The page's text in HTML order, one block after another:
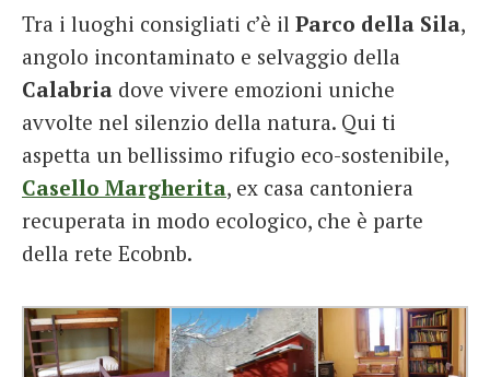
Tra i luoghi consigliati c’è il Parco della Sila,
angolo incontaminato e selvaggio della
Calabria dove vivere emozioni uniche
avvolte nel silenzio della natura. Qui ti
aspetta un bellissimo rifugio eco-sostenibile,
Casello Margherita, ex casa cantoniera
recuperata in modo ecologico, che è parte
della rete Ecobnb.